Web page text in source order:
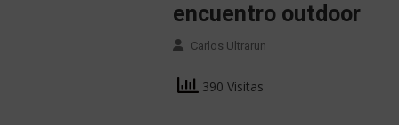
encuentro outdoor
Carlos Ultrarun
390 Visitas